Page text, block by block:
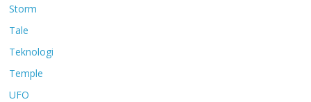
Storm
Tale
Teknologi
Temple
UFO